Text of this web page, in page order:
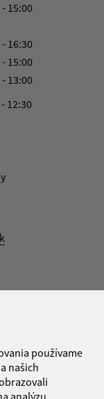
používame
našich
analýzu
15:00
16:30
15:00
13:00
12:30